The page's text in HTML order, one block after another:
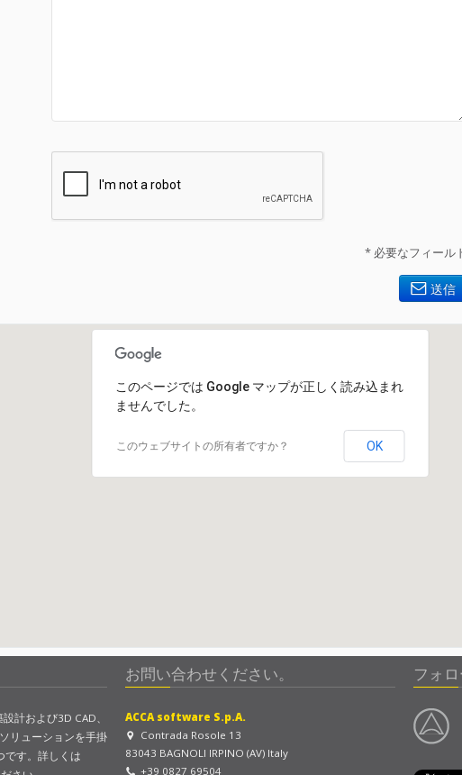
* 必要なフィール
送信
このページでは Google マップが正しく読み込まれ
ませんでした。
このウェブサイトの所有者ですか？ OK
計および3D CAD、
リューションを手掛
です。詳しくは
お問い合わせください。
ACCA software S.p.A.
Contrada Rosole 13
83043 BAGNOLI IRPINO (AV) Italy
+39 0827 69504
フォ